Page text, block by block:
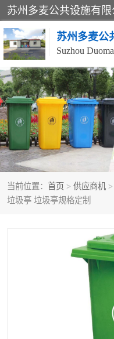
苏州多麦公
Suzhou
当前位置： 首页 > 供应商机 >
垃圾亭 垃圾亭规格定制
办公室脚踩垃圾桶
分类果皮箱
垃圾分类房
防疫岗亭